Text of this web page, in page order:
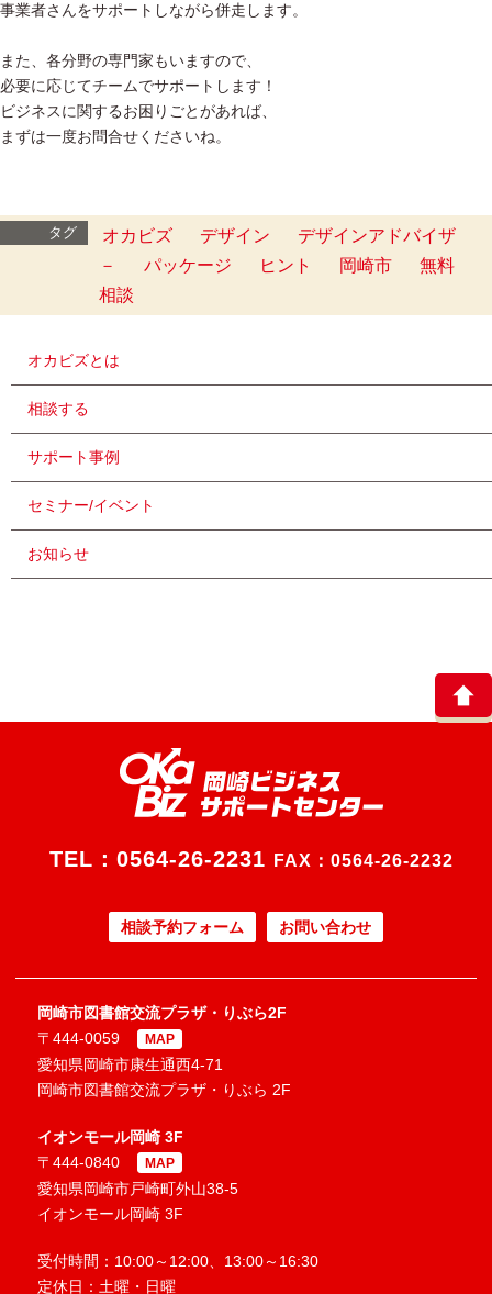
事業者さんをサポートしながら併走します。
また、各分野の専門家もいますので、
必要に応じてチームでサポートします！
ビジネスに関するお困りごとがあれば、
まずは一度お問合せくださいね。
タグ オカビズ デザイン
デザインアドバイザ
－
パッケージ ヒント 岡崎市
無料
相談
オカビズとは
相談する
サポート事例
セミナー/イベント
お知らせ
TEL： 0564-26-2231 FAX：0564-26-2232
相談予約フォーム お問い合わせ
岡崎市図書館交流プラザ・りぶら2F
〒444-0059
MAP
愛知県岡崎市康生通西4-71
岡崎市図書館交流プラザ・りぶら 2F
イオンモール岡崎 3F
〒444-0840
MAP
愛知県岡崎市戸崎町外山38-5
イオンモール岡崎 3F
受付時間：10:00～12:00、13:00～16:30
定休日：土曜・日曜